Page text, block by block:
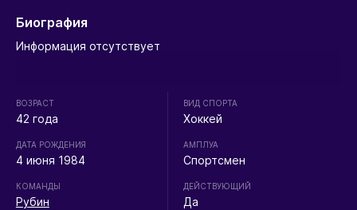
Биография
Информация отсутствует
ВОЗРАСТ
42 года
ДАТА РОЖДЕНИЯ
4 июня 1984
КОМАНДЫ
Рубин
ВИД СПОРТА
Хоккей
АМПЛУА
Спортсмен
ДЕЙСТВУЮЩИЙ
Да